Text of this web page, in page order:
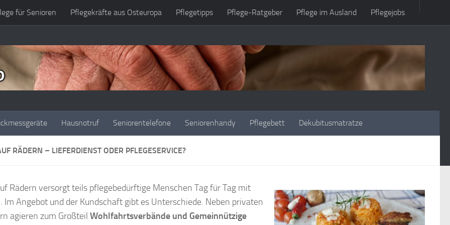
für Senioren Pflegekräfte aus Osteuropa Pflegetipps Pflege-Ratgeber Pflege im Ausland Pflegejobs
Hausnotruf Seniorentelefone Seniorenhandy Pflegebett Dekubitusmatratze
RÄDERN – LIEFERDIENST ODER PFLEGESERVICE?
Rädern versorgt teils pflegebedürftige Menschen Tag für Tag mit
Im Angebot und der Kundschaft gibt es Unterschiede. Neben privaten
agieren zum Großteil Wohlfahrtsverbände und Gemeinnützige